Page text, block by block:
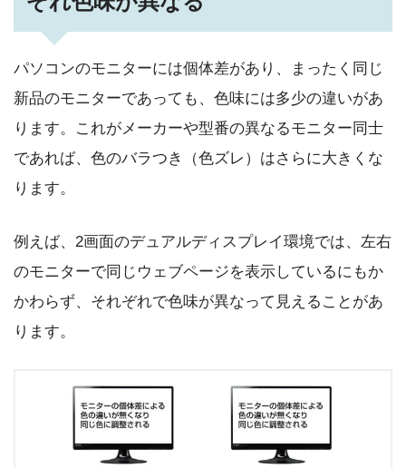
パソコンのモニターには個体差があり、まったく同じ
新品のモニターであっても、色味には多少の違いがあ
ります。これがメーカーや型番の異なるモニター同士
であれば、色のバラつき（色ズレ）はさらに大きくな
ります。
例えば、2画面のデュアルディスプレイ環境では、左右
のモニターで同じウェブページを表示しているにもか
かわらず、それぞれで色味が異なって見えることがあ
ります。